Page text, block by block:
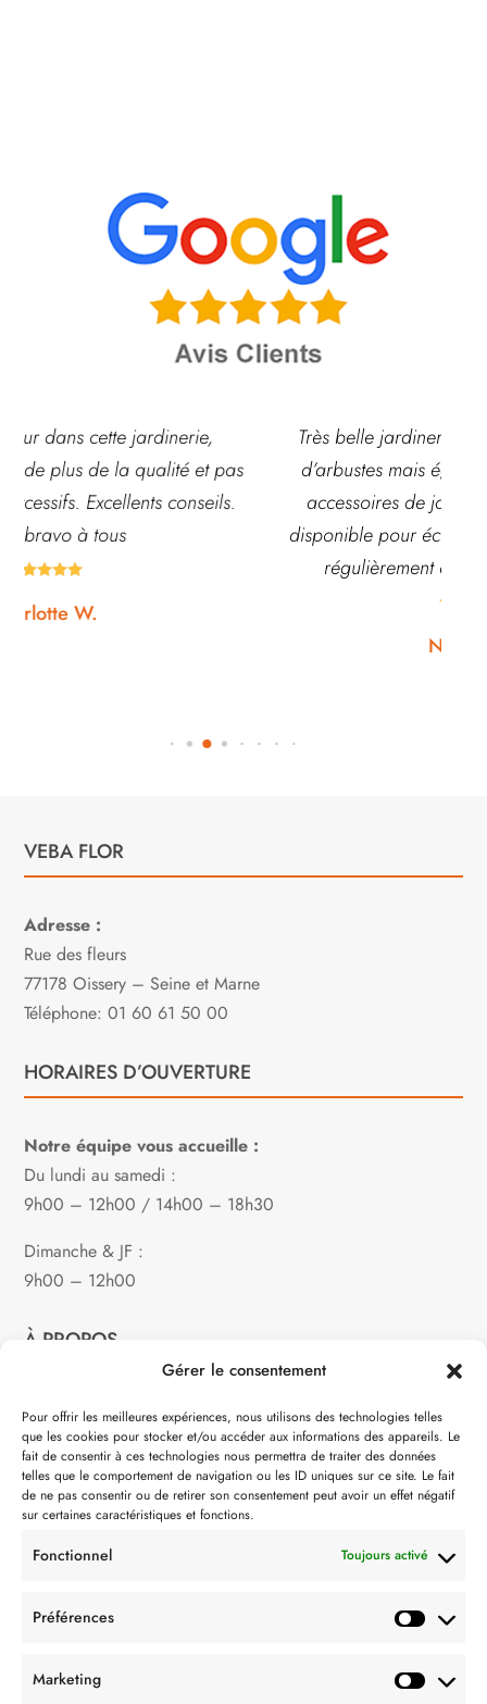
Gérer le consentement
Pour offrir les meilleures expériences, nous utilisons des technologies telles
que les cookies pour stocker et/ou accéder aux informations des appareils. Le
fait de consentir à ces technologies nous permettra de traiter des données
telles que le comportement de navigation ou les ID uniques sur ce site. Le fait
de ne pas consentir ou de retirer son consentement peut avoir un effet négatif
sur certaines caractéristiques et fonctions.
Fonctionnel Toujours activé
Préférences
Marketing
pas
Très belle jardinerie, grand choix de fleurs et
d’arbustes mais également de pots ou autre
accessoires de jardin. L’équipe est souvent
disponible pour échanger et conseiller. J’y vais
régulièrement et ne suis jamais déçue.
VEBA FLOR
Adresse :
Rue des fleurs
77178 Oissery – Seine et Marne
Téléphone: 01 60 61 50 00
HORAIRES D’OUVERTURE
Notre équipe vous accueille :
Du lundi au samedi :
9h00 – 12h00 / 14h00 – 18h30
Dimanche & JF :
9h00 – 12h00
À PROPOS
Notre philosophie
Contact
Partenaire de: